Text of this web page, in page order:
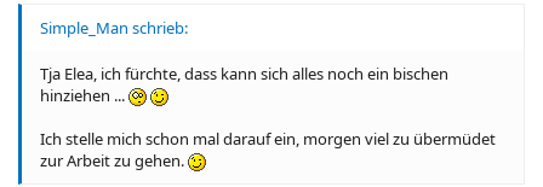
Simple_Man schrieb:
Tja Elea, ich fürchte, dass kann sich alles noch ein bischen
hinziehen ...
Ich stelle mich schon mal darauf ein, morgen viel zu übermüdet
zur Arbeit zu gehen.